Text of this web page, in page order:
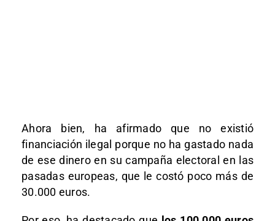
Ahora bien, ha afirmado que no existió
financiación ilegal porque no ha gastado nada
de ese dinero en su campaña electoral en las
pasadas europeas, que le costó poco más de
30.000 euros.